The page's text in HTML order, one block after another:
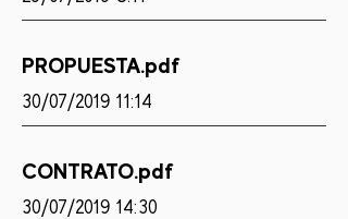
PROPUESTA.pdf
30/07/2019 11:14
CONTRATO.pdf
30/07/2019 14:30